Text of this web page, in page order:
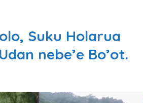
Suku Holarua
nebe’e Bo’ot.